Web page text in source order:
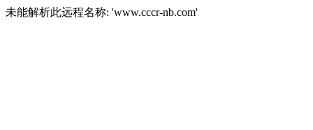
未能解析此远程名称: 'www.cccr-nb.com'